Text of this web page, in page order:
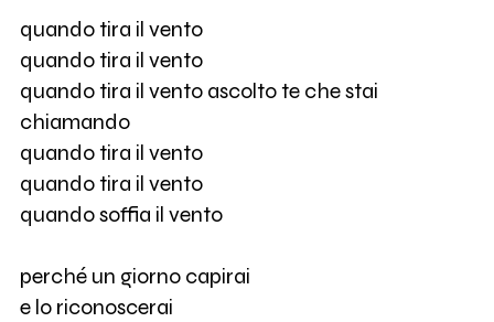
quando tira il vento
quando tira il vento
quando tira il vento ascolto te che stai
chiamando
quando tira il vento
quando tira il vento
quando soffia il vento
perché un giorno capirai
e lo riconoscerai